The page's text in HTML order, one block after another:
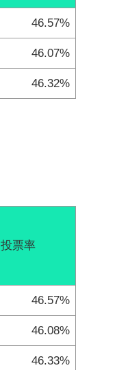
46.57%
46.07%
46.32%
投票率
46.57%
46.08%
46.33%